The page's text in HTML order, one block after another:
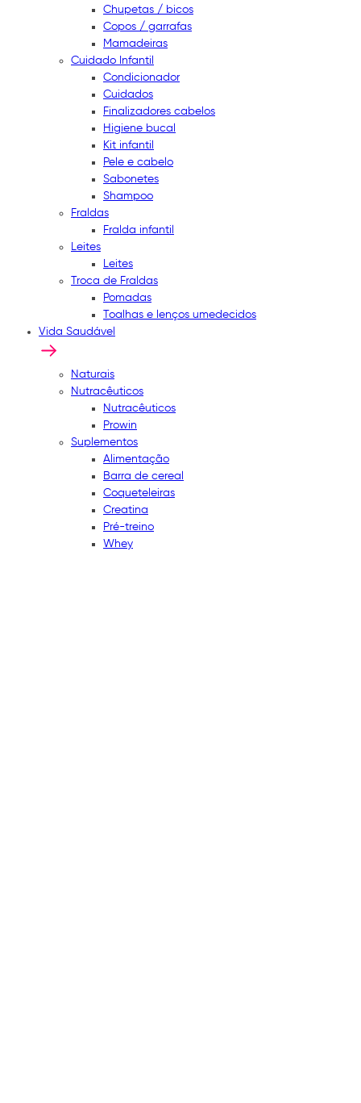
Chupetas / bicos
Copos / garrafas
Mamadeiras
Cuidado Infantil
Condicionador
Cuidados
Finalizadores cabelos
Higiene bucal
Kit infantil
Pele e cabelo
Sabonetes
Shampoo
Fraldas
Fralda infantil
Leites
Leites
Troca de Fraldas
Pomadas
Toalhas e lenços umedecidos
Vida Saudável
Naturais
Nutracêuticos
Nutracêuticos
Prowin
Suplementos
Alimentação
Barra de cereal
Coqueteleiras
Creatina
Pré-treino
Whey